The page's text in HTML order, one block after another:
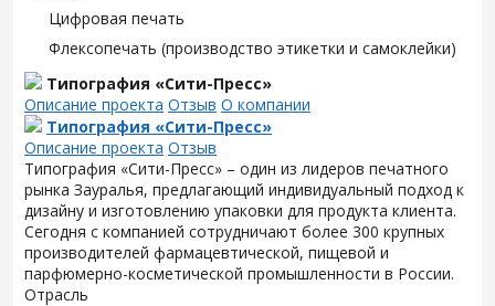
Цифровая печать
Флексопечать (производство этикетки и самоклейки)
Типография «Сити-Пресс»
Описание проекта Отзыв О компании
Типография «Сити-Пресс»
Описание проекта Отзыв
Типография «Сити-Пресс» – один из лидеров печатного
рынка Зауралья, предлагающий индивидуальный подход к
дизайну и изготовлению упаковки для продукта клиента.
Сегодня с компанией сотрудничают более 300 крупных
производителей фармацевтической, пищевой и
парфюмерно-косметической промышленности в России.
Отрасль